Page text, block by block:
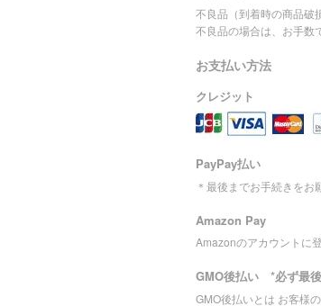
不良品（到着時の商品破
不良品の場合は、お手数
お支払い方法
クレジット
PayPay払い
＊最後までお手続きを
Amazon Pay
Amazonのアカウントに
GMO後払い *必ず最
GMO後払いとは お客様